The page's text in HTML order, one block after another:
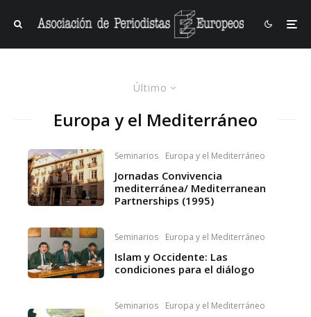
Último
Europa y el Mediterráneo
Seminarios Europa y el Mediterráneo
Jornadas Convivencia
mediterránea/ Mediterranean
Partnerships (1995)
Seminarios Europa y el Mediterráneo
Islam y Occidente: Las
condiciones para el diálogo
Seminarios Europa y el Mediterráneo